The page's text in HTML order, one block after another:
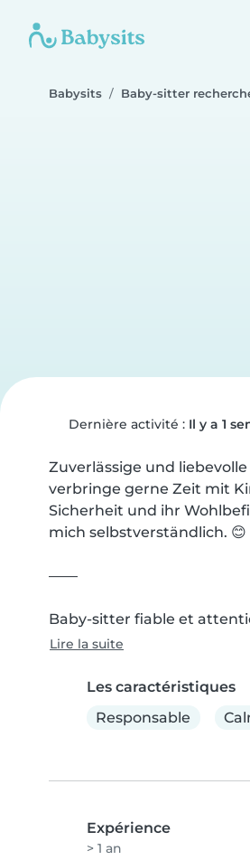
Babysits Baby-sitter
Dernière activité : Il y a 1
Zuverlässige und
verbringe gerne Zeit mit
Sicherheit und ihr
mich selbstverständlich. 😊
——
Baby-sitter fiable et
Lire la suite
Les caractéristiques
Responsable
Expérience
> 1 an